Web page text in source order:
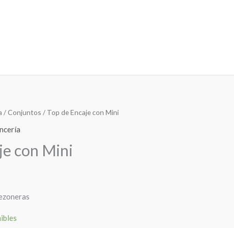
/Conjuntos / Top de Encaje con Mini
con Mini